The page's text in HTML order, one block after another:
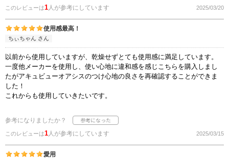
このレビューは1人が参考にしています 2025/03/20
使用感最高！
ちぃちゃん さん
以前から使用していますが、乾燥せずとても使用感に満足しています。
一度他メーカーを使用し、使い心地に違和感を感じこちらを購入しまし
たがアキュビューオアシスのつけ心地の良さを再確認することができま
した！
これからも使用していきたいです。
参考になりましたか？
このレビューは1人が参考にしています 2025/03/15
愛用